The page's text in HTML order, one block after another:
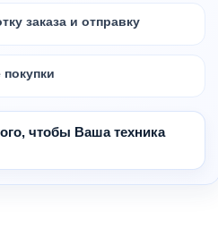
заказа и отправку
чтобы Ваша техника